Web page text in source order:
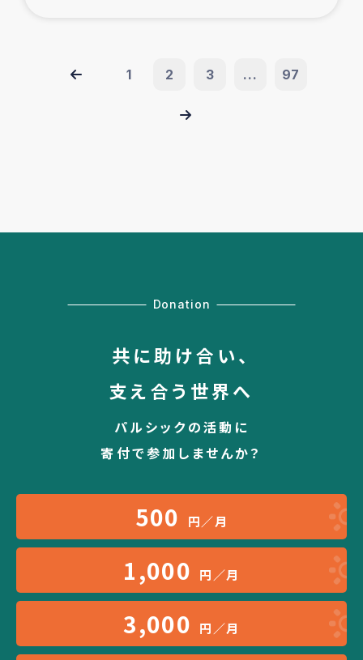
1 2 3 ... 97
Donation
共に助け合い、
支え合う世界へ
パルシックの活動に
寄付で参加しませんか？
500 円／月
1,000 円／月
3,000 円／月